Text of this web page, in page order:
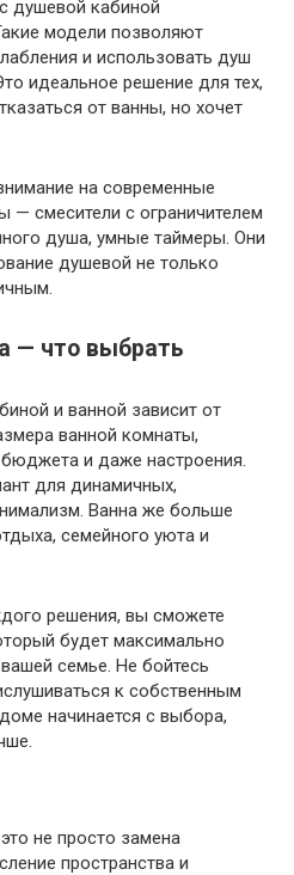
душевой кабиной
модели позволяют
и использовать душ
идеальное решение для тех,
от ванны, но хочет
на современные
— смесители с ограничителем
душа, умные таймеры. Они
душевой не только
— что выбрать
и ванной зависит от
ванной комнаты,
и даже настроения.
для динамичных,
Ванна же больше
семейного уюта и
решения, вы сможете
будет максимально
семье. Не бойтесь
к собственным
начинается с выбора,
не просто замена
пространства и